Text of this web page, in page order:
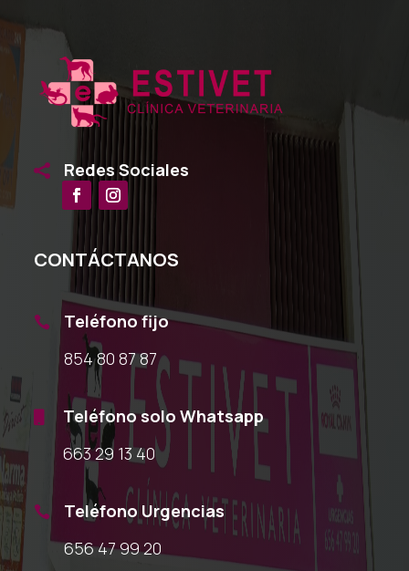
 Redes Sociales
CONTÁCTANOS

Teléfono fijo
854 80 87 87
Teléfono solo Whatsapp
663 29 13 40

Teléfono Urgencias
656 47 99 20